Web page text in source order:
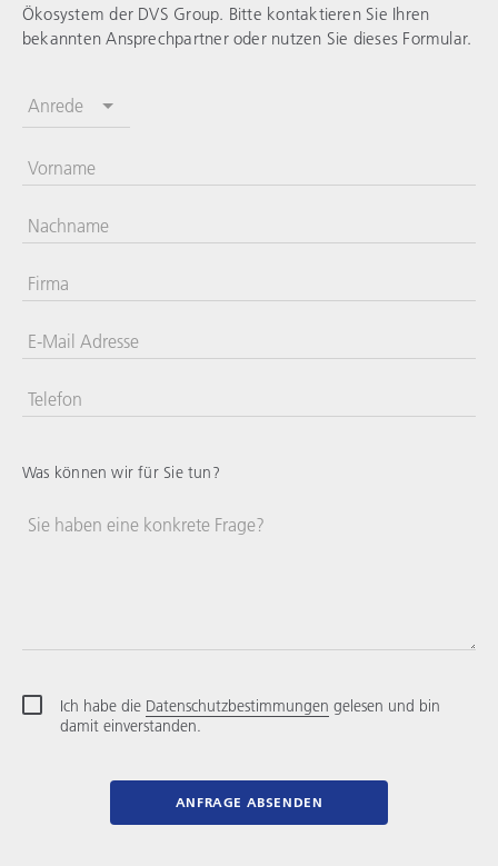
Ökosystem der DVS Group. Bitte kontaktieren Sie Ihren
bekannten Ansprechpartner oder nutzen Sie dieses Formular.
Anrede
Vorname
Nachname
Firma
E-Mail Adresse
Vereinigte
Telefon
Was können wir für Sie tun?
Sie haben eine konkrete Frage?
Ich habe die Datenschutzbestimmungen gelesen und bin
damit einverstanden.
ANFRAGE ABSENDEN